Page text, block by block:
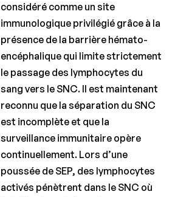
considéré comme un site
immunologique privilégié grâce à la
présence de la barrière hémato-
encéphalique qui limite strictement
le passage des lymphocytes du
sang vers le SNC. Il est maintenant
reconnu que la séparation du SNC
est incomplète et que la
surveillance immunitaire opère
continuellement. Lors d’une
poussée de SEP, des lymphocytes
activés pénètrent dans le SNC où